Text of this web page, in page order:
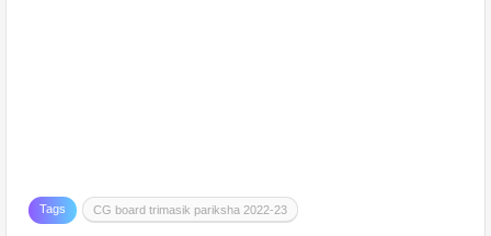
Tags CG board trimasik pariksha 2022-23